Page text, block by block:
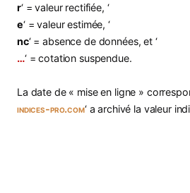
r‘ = valeur rectifiée, ‘
e‘ = valeur estimée, ‘
nc‘ = absence de données, et ‘
…‘ = cotation suspendue.
La date de « mise en ligne »
indices-pro.com‘ a archivé la valeur